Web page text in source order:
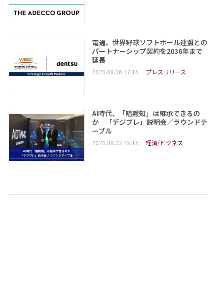
電通、世界野球ソフトボール連盟との
パートナーシップ契約を2036年まで
延長
2026.08.06 17:15 プレスリリース
AI時代、「暗黙知」は継承できるの
か 「デジブレ」説明会／ラウンドテ
ーブル
2026.08.03 15:15 経済/ビジネス